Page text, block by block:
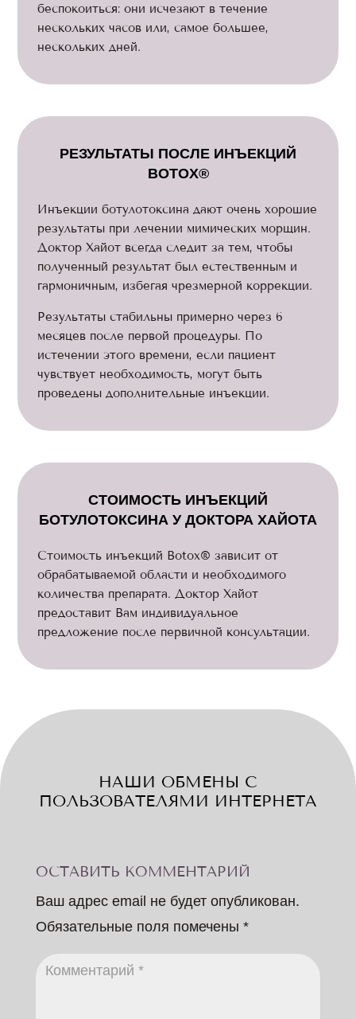
беспокоиться: они исчезают в течение
нескольких часов или, самое большее,
нескольких дней.
РЕЗУЛЬТАТЫ ПОСЛЕ ИНЪЕКЦИЙ
BOTOX®
Инъекции ботулотоксина дают очень хорошие
результаты при лечении мимических морщин.
Доктор Хайот всегда следит за тем, чтобы
полученный результат был естественным и
гармоничным, избегая чрезмерной коррекции.
Результаты стабильны примерно через 6
месяцев после первой процедуры. По
истечении этого времени, если пациент
чувствует необходимость, могут быть
проведены дополнительные инъекции.
СТОИМОСТЬ ИНЪЕКЦИЙ
БОТУЛОТОКСИНА У ДОКТОРА ХАЙОТА
Стоимость инъекций Botox® зависит от
обрабатываемой области и необходимого
количества препарата. Доктор Хайот
предоставит Вам индивидуальное
предложение после первичной консультации.
НАШИ ОБМЕНЫ С
ПОЛЬЗОВАТЕЛЯМИ ИНТЕРНЕТА
ОСТАВИТЬ КОММЕНТАРИЙ
Ваш адрес email не будет опубликован.
Обязательные поля помечены *